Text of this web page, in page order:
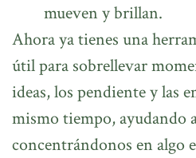
mueven y brillan.
Ahora ya tienes una
útil para sobrellevar
ideas, los pendiente y las
mismo tiempo, ayudando
concentrándonos en algo